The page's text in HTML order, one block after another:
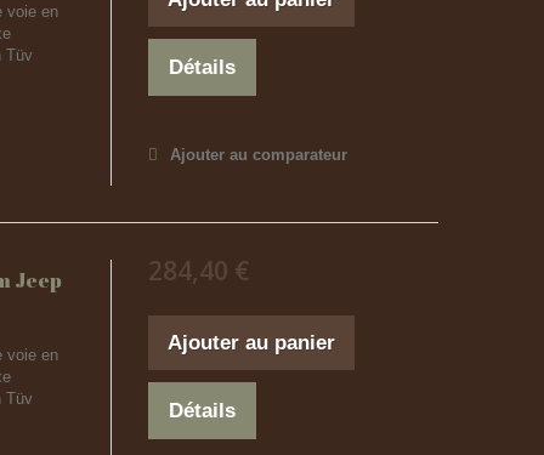
voie en
Tüv
Détails
Ajouter au comparateur
Jeep
voie en
Tüv
284,40 €
Ajouter au panier
Détails